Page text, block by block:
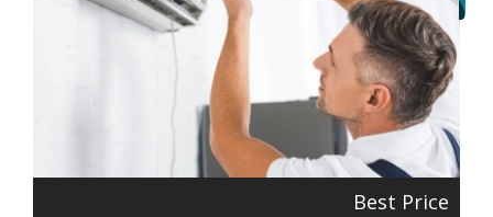
Best Price